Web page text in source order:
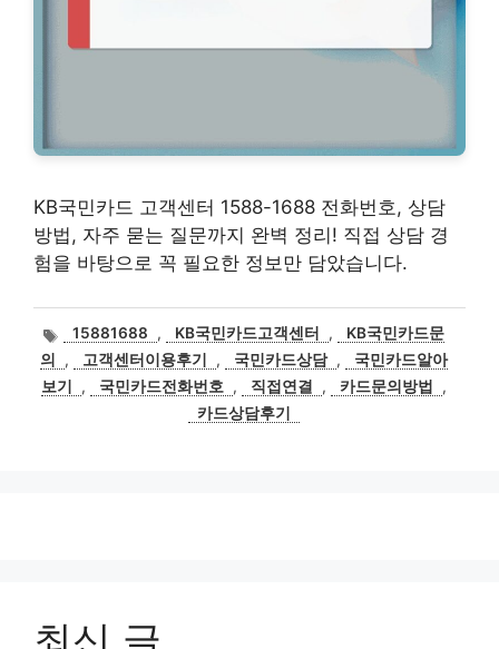
KB국민카드 고객센터 1588-1688 전화번호, 상담
방법, 자주 묻는 질문까지 완벽 정리! 직접 상담 경
험을 바탕으로 꼭 필요한 정보만 담았습니다.
태15881688 , KB국민카드고객센터 ,
KB국민카드문
의
, 고객센터이용후기 , 국민카드상담 ,
국민카드알아
보기
, 국민카드전화번호 , 직접연결 , 카드문의방법
,
카드상담후기
최신 글